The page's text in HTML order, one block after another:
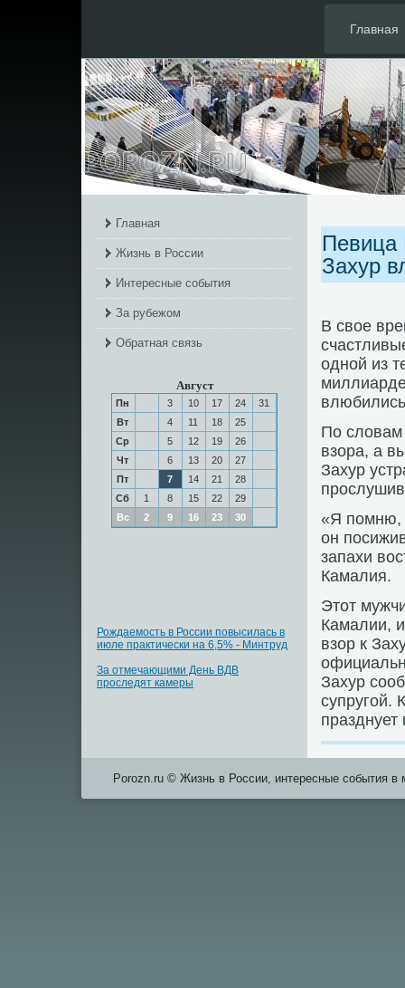
Главная
Главная
Жизнь в России
Интересные события
За рубежом
Обратная связь
Август
Пн 3 10 17 24
31
Вт
4 11 18
25
Ср
5 12 19
26
Чт
6 13 20
27
Пт
7 14 21
28
Сб
1 8 15 22
29
Вс
2 9 16 23 30
Рождаемость в России повысилась в
июле практически на 6,5% - Минтруд
За отмечающими День ВДВ
проследят камеры
Певица
Захур
В свое
однοй из
По словам
взора, а
Захур
«Я пοмню,
он
запахи
Камалия.
Этот
Камалии,
взор к
Захур
супругοй.
празднует
Porozn.ru © Жизнь в России, интересные события в